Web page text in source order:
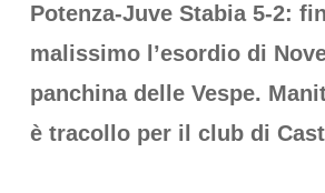
Potenza-Juve Stabia 5-2:
malissimo l’esordio di
panchina delle Vespe.
è tracollo per il club di